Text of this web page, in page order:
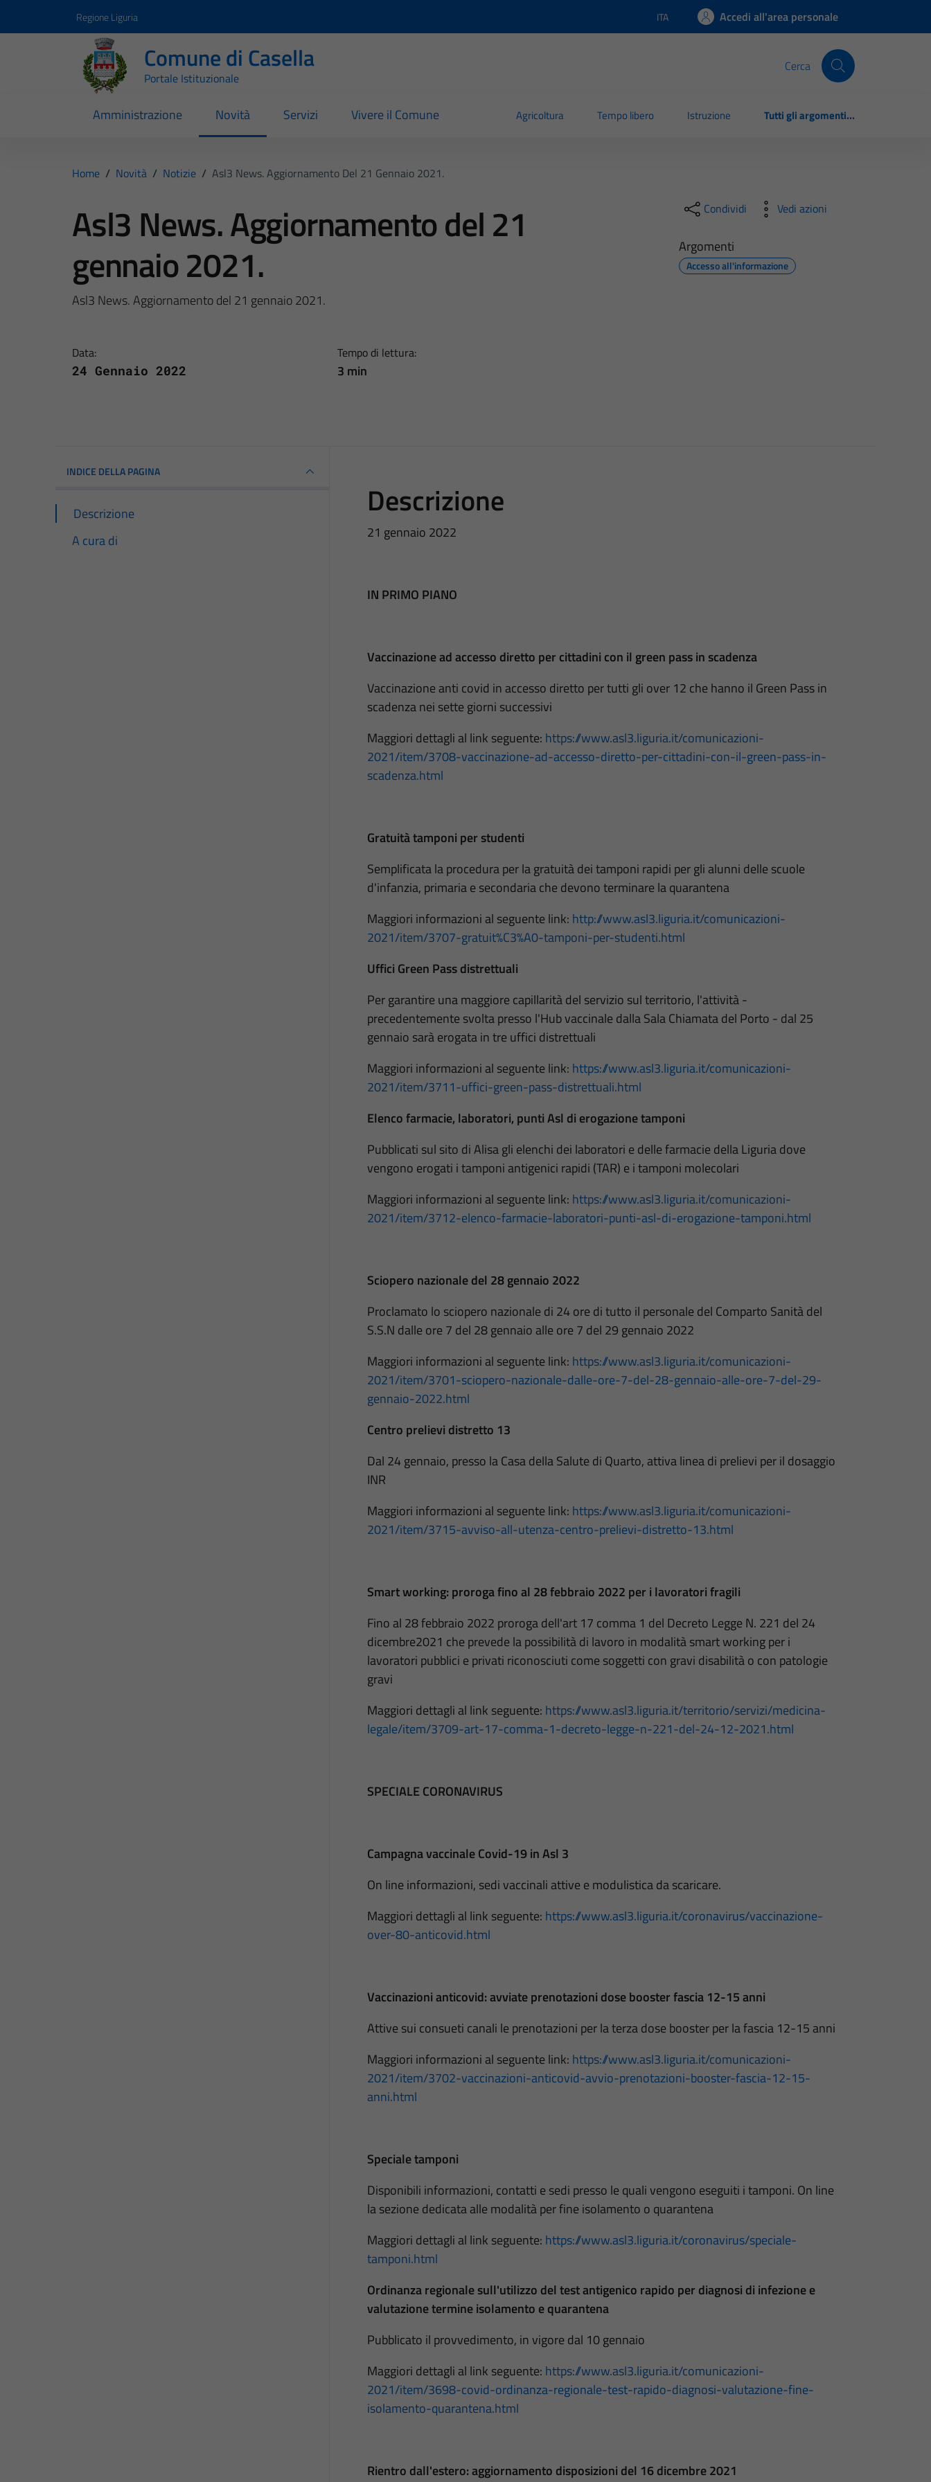
Regione Liguria Lingua attiva:
ITA Accedi all'area personale
Comune di Casella
Portale Istituzionale
Cerca
Amministrazione Novità Servizi Vivere il Comune Agricoltura Tempo libero Istruzione Tutti gli argomenti...
Home / Novità / Notizie / Asl3 News. Aggiornamento Del 21 Gennaio 2021.
Asl3 News. Aggiornamento del 21
gennaio 2021.
Asl3 News. Aggiornamento del 21 gennaio 2021.
Data:
24 Gennaio 2022
Tempo di lettura:
3 min
Condividi Vedi azioni
Argomenti
Accesso all'informazione
INDICE DELLA PAGINA
Descrizione
A cura di
Descrizione
21 gennaio 2022
IN PRIMO PIANO
Vaccinazione ad accesso diretto per cittadini con il green pass in scadenza
Vaccinazione anti covid in accesso diretto per tutti gli over 12 che hanno il Green Pass in
scadenza nei sette giorni successivi
Maggiori dettagli al link seguente: https://www.asl3.liguria.it/comunicazioni-
2021/item/3708-vaccinazione-ad-accesso-diretto-per-cittadini-con-il-green-pass-in-
scadenza.html
Gratuità tamponi per studenti
Semplificata la procedura per la gratuità dei tamponi rapidi per gli alunni delle scuole
d'infanzia, primaria e secondaria che devono terminare la quarantena
Maggiori informazioni al seguente link: http://www.asl3.liguria.it/comunicazioni-
2021/item/3707-gratuit%C3%A0-tamponi-per-studenti.html
Uffici Green Pass distrettuali
Per garantire una maggiore capillarità del servizio sul territorio, l'attività -
precedentemente svolta presso l'Hub vaccinale dalla Sala Chiamata del Porto - dal 25
gennaio sarà erogata in tre uffici distrettuali
Maggiori informazioni al seguente link: https://www.asl3.liguria.it/comunicazioni-
2021/item/3711-uffici-green-pass-distrettuali.html
Elenco farmacie, laboratori, punti Asl di erogazione tamponi
Pubblicati sul sito di Alisa gli elenchi dei laboratori e delle farmacie della Liguria dove
vengono erogati i tamponi antigenici rapidi (TAR) e i tamponi molecolari
Maggiori informazioni al seguente link: https://www.asl3.liguria.it/comunicazioni-
2021/item/3712-elenco-farmacie-laboratori-punti-asl-di-erogazione-tamponi.html
Sciopero nazionale del 28 gennaio 2022
Proclamato lo sciopero nazionale di 24 ore di tutto il personale del Comparto Sanità del
S.S.N dalle ore 7 del 28 gennaio alle ore 7 del 29 gennaio 2022
Maggiori informazioni al seguente link: https://www.asl3.liguria.it/comunicazioni-
2021/item/3701-sciopero-nazionale-dalle-ore-7-del-28-gennaio-alle-ore-7-del-29-
gennaio-2022.html
Centro prelievi distretto 13
Dal 24 gennaio, presso la Casa della Salute di Quarto, attiva linea di prelievi per il dosaggio
INR
Maggiori informazioni al seguente link: https://www.asl3.liguria.it/comunicazioni-
2021/item/3715-avviso-all-utenza-centro-prelievi-distretto-13.html
Smart working: proroga fino al 28 febbraio 2022 per i lavoratori fragili
Fino al 28 febbraio 2022 proroga dell'art 17 comma 1 del Decreto Legge N. 221 del 24
dicembre2021 che prevede la possibilità di lavoro in modalità smart working per i
lavoratori pubblici e privati riconosciuti come soggetti con gravi disabilità o con patologie
gravi
Maggiori dettagli al link seguente: https://www.asl3.liguria.it/territorio/servizi/medicina-
legale/item/3709-art-17-comma-1-decreto-legge-n-221-del-24-12-2021.html
SPECIALE CORONAVIRUS
Campagna vaccinale Covid-19 in Asl 3
On line informazioni, sedi vaccinali attive e modulistica da scaricare.
Maggiori dettagli al link seguente: https://www.asl3.liguria.it/coronavirus/vaccinazione-
over-80-anticovid.html
Vaccinazioni anticovid: avviate prenotazioni dose booster fascia 12-15 anni
Attive sui consueti canali le prenotazioni per la terza dose booster per la fascia 12-15 anni
Maggiori informazioni al seguente link: https://www.asl3.liguria.it/comunicazioni-
2021/item/3702-vaccinazioni-anticovid-avvio-prenotazioni-booster-fascia-12-15-
anni.html
Speciale tamponi
Disponibili informazioni, contatti e sedi presso le quali vengono eseguiti i tamponi. On line
la sezione dedicata alle modalità per fine isolamento o quarantena
Maggiori dettagli al link seguente: https://www.asl3.liguria.it/coronavirus/speciale-
tamponi.html
Ordinanza regionale sull'utilizzo del test antigenico rapido per diagnosi di infezione e
valutazione termine isolamento e quarantena
Pubblicato il provvedimento, in vigore dal 10 gennaio
Maggiori dettagli al link seguente: https://www.asl3.liguria.it/comunicazioni-
2021/item/3698-covid-ordinanza-regionale-test-rapido-diagnosi-valutazione-fine-
isolamento-quarantena.html
Rientro dall'estero: aggiornamento disposizioni del 16 dicembre 2021